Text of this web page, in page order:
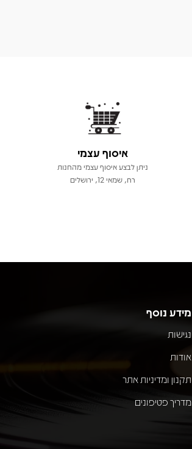
איסוף עצמי
ניתן לבצע איסוף עצמי מהחנות
רח, שמאי 12, ירושלים
מידע נוסף
נגישות
אודות
תקנון ומדיניות אתר
מדריך פטיפונים